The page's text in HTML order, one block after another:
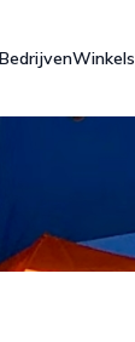
BedrijvenWinkels